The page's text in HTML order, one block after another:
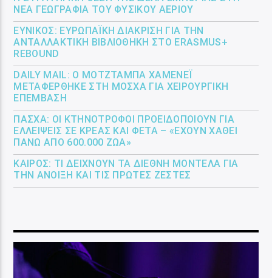
ΝΈΑ ΓΕΩΓΡΑΦΊΑ ΤΟΥ ΦΥΣΙΚΟΎ ΑΕΡΊΟΥ
ΕΎΝΙΚΟΣ: ΕΥΡΩΠΑΪΚΉ ΔΙΆΚΡΙΣΗ ΓΙΑ ΤΗΝ
ΑΝΤΑΛΛΑΚΤΙΚΉ ΒΙΒΛΙΟΘΉΚΗ ΣΤΟ ERASMUS+
REBOUND
DAILY MAIL: Ο ΜΟΤΖΤΆΜΠΑ ΧΑΜΕΝΕΪ́
ΜΕΤΑΦΈΡΘΗΚΕ ΣΤΗ ΜΌΣΧΑ ΓΙΑ ΧΕΙΡΟΥΡΓΙΚΉ
ΕΠΈΜΒΑΣΗ
ΠΆΣΧΑ: ΟΙ ΚΤΗΝΟΤΡΌΦΟΙ ΠΡΟΕΙΔΟΠΟΙΟΎΝ ΓΙΑ
ΕΛΛΕΊΨΕΙΣ ΣΕ ΚΡΈΑΣ ΚΑΙ ΦΈΤΑ – «ΈΧΟΥΝ ΧΑΘΕΊ
ΠΆΝΩ ΑΠΌ 600.000 ΖΏΑ»
ΚΑΙΡΌΣ: ΤΙ ΔΕΊΧΝΟΥΝ ΤΑ ΔΙΕΘΝΉ ΜΟΝΤΈΛΑ ΓΙΑ
ΤΗΝ ΆΝΟΙΞΗ ΚΑΙ ΤΙΣ ΠΡΏΤΕΣ ΖΈΣΤΕΣ